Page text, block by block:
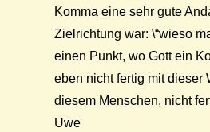
Komma eine sehr gute
Zielrichtung war: \“wieso
einen Punkt, wo Gott ein
eben nicht fertig mit dieser
diesem Menschen, nicht
Uwe